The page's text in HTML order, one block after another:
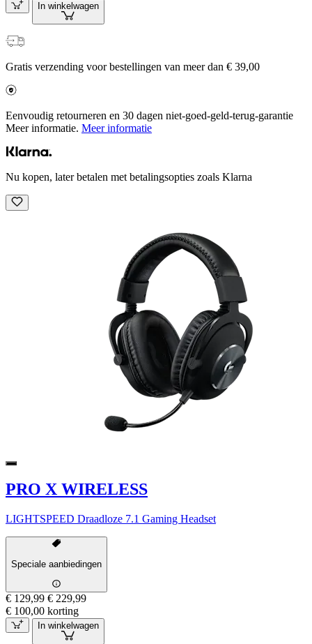
In winkelwagen
Gratis verzending voor bestellingen van meer dan € 39,00
Eenvoudig retourneren en 30 dagen niet-goed-geld-terug-garantie
Meer informatie. Meer informatie
Nu kopen, later betalen met betalingsopties zoals Klarna
PRO X WIRELESS
LIGHTSPEED Draadloze 7.1 Gaming Headset
Speciale aanbiedingen
€ 129,99 € 229,99
€ 100,00 korting
In winkelwagen